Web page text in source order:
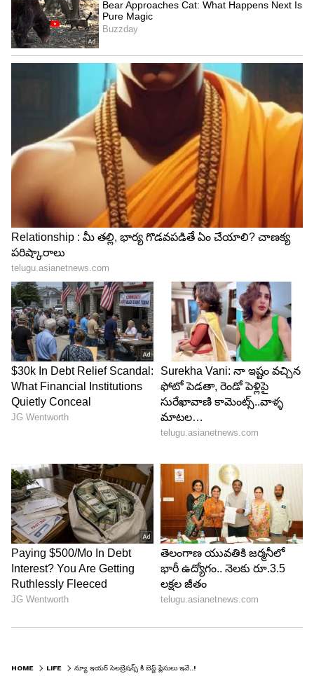
HOME LIFE న్యూ ఇయర్ సెలబ్రేషన్స్ కి బెస్ట్ ప్లేసులు ఇవే..!